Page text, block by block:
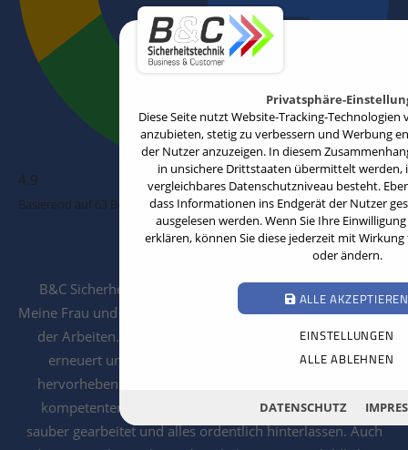
Privatsphäre-
Diese Seite nutzt Website-Tracking-
anzubieten, stetig zu verbessern und Werbung
der Nutzer anzuzeigen. In diesem
in unsichere Drittstaaten übermittelt werden,
vergleichbares Datenschutzniveau besteht.
dass Informationen ins Endgerät der Nutzer
ausgelesen werden. Wenn Sie Ihre
erklären, können Sie diese jederzeit mit
oder ändern.
ALLE
EINSTELLUNGEN
ALLE ABLEHNEN
DATENSCHUTZ
4.9
Basierend auf 63 Bewertungen
Stephan Frense
B&C Sicherheitstechnik ist ein klasse Unternehmen!!!
Meine Frau und ich sind sehr zufrieden mit der Ausführung
der Arbeiten. Unsere Alarmanlage wurde fachgerecht
erneuert und funktioniert einwandfrei. Besonders
hervorheben möchten wir den sehr freundlichen und
kompetenten Service.Vater und Sohn haben äußerst
sauber gearbeitet und alles ordentlich hinterlassen. Auch